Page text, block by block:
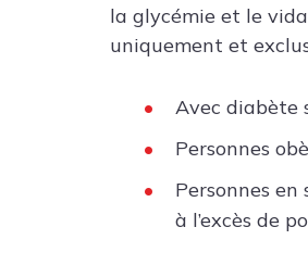
la glycémie et le
uniquement et
Avec diabète
Personnes
Personnes
à l’excès de